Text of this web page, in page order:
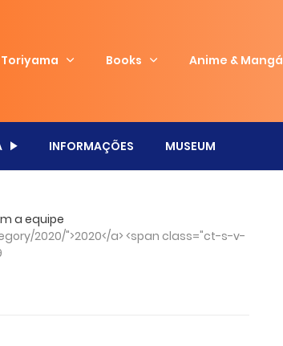
Books Anime & Mangá
INFORMAÇÕES MUSEUM
a equipe
2020/">2020</a> <span class="ct-s-v-